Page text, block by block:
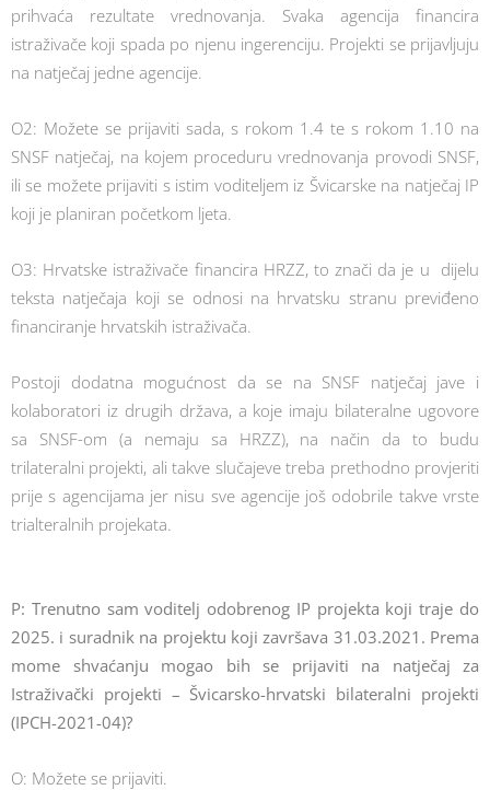
prihvaća rezultate vrednovanja. Svaka agencija financira
istraživače koji spada po njenu ingerenciju. Projekti se prijavljuju
na natječaj jedne agencije.
O2: Možete se prijaviti sada, s rokom 1.4 te s rokom 1.10 na
SNSF natječaj, na kojem proceduru vrednovanja provodi SNSF,
ili se možete prijaviti s istim voditeljem iz Švicarske na natječaj IP
koji je planiran početkom ljeta.
O3: Hrvatske istraživače financira HRZZ, to znači da je u dijelu
teksta natječaja koji se odnosi na hrvatsku stranu previđeno
financiranje hrvatskih istraživača.
Postoji dodatna mogućnost da se na SNSF natječaj jave i
kolaboratori iz drugih država, a koje imaju bilateralne ugovore
sa SNSF-om (a nemaju sa HRZZ), na način da to budu
trilateralni projekti, ali takve slučajeve treba prethodno provjeriti
prije s agencijama jer nisu sve agencije još odobrile takve vrste
trialteralnih projekata.
P: Trenutno sam voditelj odobrenog IP projekta koji traje do
2025. i suradnik na projektu koji završava 31.03.2021. Prema
mome shvaćanju mogao bih se prijaviti na natječaj za
Istraživački projekti – Švicarsko-hrvatski bilateralni projekti
(IPCH-2021-04)?
O: Možete se prijaviti.